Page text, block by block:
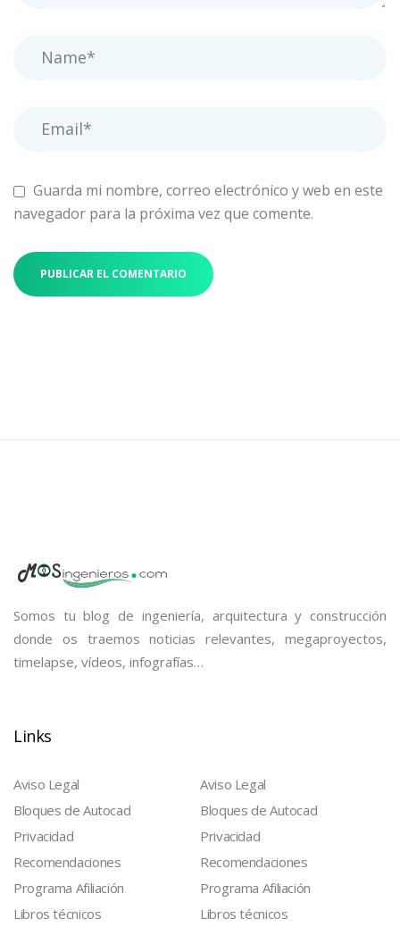
Guarda mi nombre, correo electrónico y web en este
navegador para la próxima vez que comente.
Somos tu blog de ingeniería, arquitectura y construcción
donde os traemos noticias relevantes, megaproyectos,
timelapse, vídeos, infografías…
Links
Aviso Legal
Aviso Legal
Bloques de Autocad
Bloques de Autocad
Privacidad
Privacidad
Recomendaciones
Recomendaciones
Programa Afiliación
Programa Afiliación
Libros técnicos
Libros técnicos